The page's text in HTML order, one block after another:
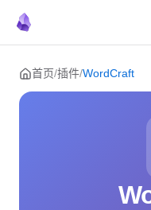
Skip to content
首页/插件/WordCraft